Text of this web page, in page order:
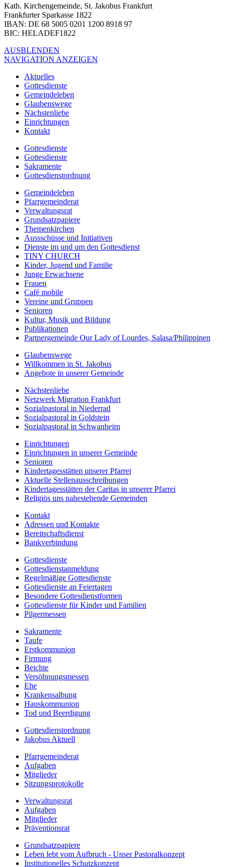
Kath. Kirchengemeinde, St. Jakobus Frankfurt
Frankfurter Sparkasse 1822
IBAN: DE 68 5005 0201 1200 8918 97
BIC: HELADEF1822
AUSBLENDEN
NAVIGATION ANZEIGEN
Aktuelles
Gottesdienste
Gemeindeleben
Glaubenswege
Nächstenliebe
Einrichtungen
Kontakt
Gottesdienste
Gottesdienste
Sakramente
Gottesdienstordnung
Gemeindeleben
Pfarrgemeinderat
Verwaltungsrat
Grundsatzpapiere
Themenkirchen
Aussschüsse und Initiativen
Dienste im und um den Gottesdienst
TINY CHURCH
Kinder, Jugend und Familie
Junge Erwachsene
Frauen
Café mobile
Vereine und Gruppen
Senioren
Kultur, Musik und Bildung
Publikationen
Partnergemeinde Our Lady of Lourdes, Salasa/Philippinen
Glaubenswege
Willkommen in St. Jakobus
Angebote in unserer Gemeinde
Nächstenliebe
Netzwerk Migration Frankfurt
Sozialpastoral in Niederrad
Sozialpastoral in Goldstein
Sozialpastoral in Schwanheim
Einrichtungen
Einrichtungen in unserer Gemeinde
Senioren
Kindertagesstätten unserer Pfarrei
Aktuelle Stellenausschreibungen
Kindertagesstätten der Caritas in unserer Pfarrei
Religiös uns nahestehende Gemeinden
Kontakt
Adressen und Kontakte
Bereitschaftsdienst
Bankverbindung
Gottesdienste
Gottesdienstanmeldung
Regelmäßige Gottesdienste
Gottesdienste an Feiertagen
Besondere Gottesdienstformen
Gottesdienste für Kinder und Familien
Pilgermessen
Sakramente
Taufe
Erstkommunion
Firmung
Beichte
Versöhnungsmessen
Ehe
Krankensalbung
Hauskommunion
Tod und Beerdigung
Gottesdienstordnung
Jakobus Aktuell
Pfarrgemeinderat
Aufgaben
Mitglieder
Sitzungsprotokolle
Verwaltungsrat
Aufgaben
Mitglieder
Präventionsrat
Grundsatzpapiere
Leben lebt vom Aufbruch - Unser Pastoralkonzept
Institutionelles Schutzkonzept